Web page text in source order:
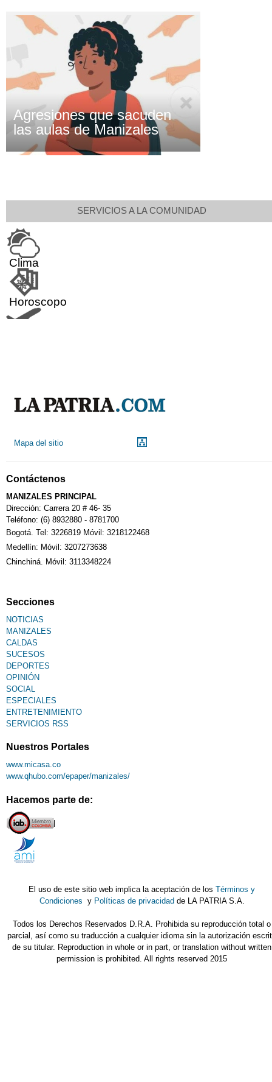
Agresiones que sacuden
las aulas de Manizales
SERVICIOS A LA COMUNIDAD
Clima
Horoscopo
Calendario Tributario
Sudoku
Mapa del sitio
Contáctenos
MANIZALES PRINCIPAL
Dirección: Carrera 20 # 46- 35
Teléfono: (6) 8932880 - 8781700
Bogotá. Tel: 3226819 Móvil: 3218122468
Medellín: Móvil: 3207273638
Chinchiná. Móvil: 3113348224
Secciones
NOTICIAS
MANIZALES
CALDAS
SUCESOS
DEPORTES
OPINIÓN
SOCIAL
ESPECIALES
ENTRETENIMIENTO
SERVICIOS RSS
Nuestros Portales
www.micasa.co
www.qhubo.com/epaper/manizales/
Hacemos parte de:
El uso de este sitio web implica la aceptación de losTérminos y
Condiciones y Políticas de privacidad de LA PATRIA S.A.
Todos los Derechos Reservados D.R.A. Prohibida su reproducción total o
parcial, así como su traducción a cualquier idioma sin la autorización
de su titular. Reproduction in whole or in part, or translation without written
permission is prohibited. All rights reserved 2015